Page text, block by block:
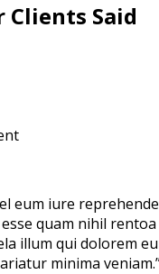
Clients Said
eum iure
quam nihil
illum qui dolorem
minima